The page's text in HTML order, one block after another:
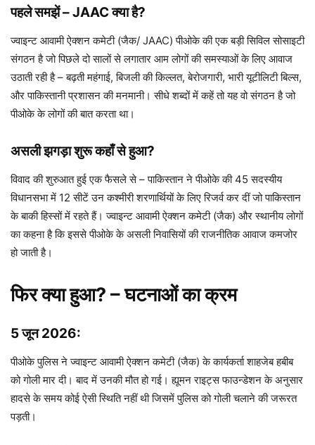
पहले समझें – JAAC क्या है?
ज्वाइन्ट आवामी ऐक्शन कमेटी (जैक/ JAAC) पीओके की एक बड़ी सिविल सोसाइटी
संगठन है जो पिछले दो सालों से लगातार आम लोगों की समस्याओं के लिए आवाज
उठाती रही है – बढ़ती महंगाई, बिजली की किल्लत, बेरोजगारी, भारी यूटीलिटी बिल्स,
और पाकिस्तानी प्रशासन की मनमानी। सीधे शब्दों में कहें तो यह वो संगठन है जो
पीओके के लोगों की बात करता था।
असली झगड़ा शुरू कहाँ से हुआ?
विवाद की शुरुआत हुई एक फैसले से – पाकिस्तान ने पीओके की 45 सदस्यीय
विधानसभा में 12 सीटें उन कश्मीरी शरणार्थियों के लिए रिजर्व कर दीं जो पाकिस्तान
के बाकी हिस्सों में रहते हैं। ज्वाइन्ट आवामी ऐक्शन कमेटी (जैक) और स्थानीय लोगों
का कहना है कि इससे पीओके के असली निवासियों की राजनीतिक आवाज कमजोर
हो जाती है।
फिर क्या हुआ? – घटनाओं का क्रम
5 जून 2026:
पीओके पुलिस ने ज्वाइन्ट आवामी ऐक्शन कमेटी (जैक) के कार्यकर्ता शाहजेब हबीब
को गोली मार दी। बाद में उनकी मौत हो गई। ह्यूमन राइट्स फाउन्डेशन के अनुसार
हादसे के समय कोई ऐसी स्थिति नहीं थी जिसमें पुलिस को गोली चलाने की जरूरत
पड़ती।